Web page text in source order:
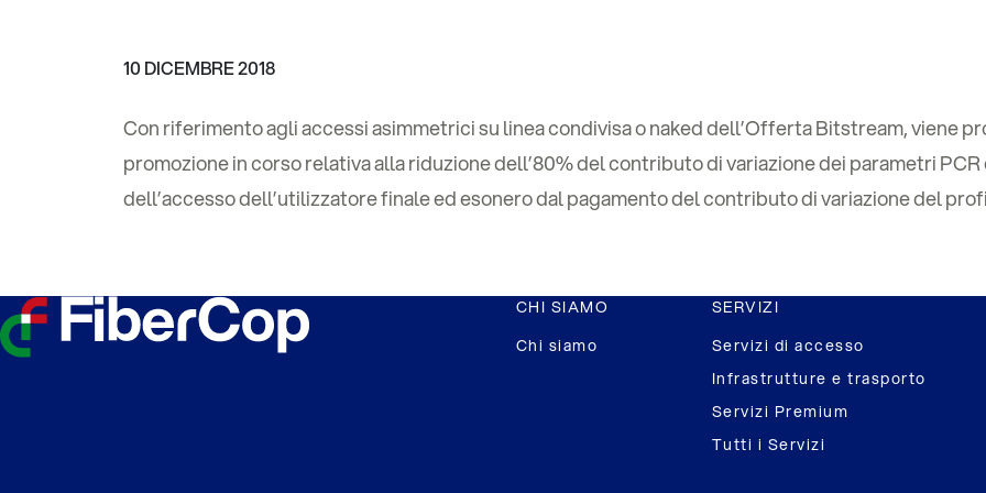
10 DICEMBRE 2018
Con riferimento agli accessi asimmetrici su linea condivisa o naked dell’Offerta Bitstream, viene
promozione in corso relativa alla riduzione dell’80% del contributo di variazione dei parametri
dell’accesso dell’utilizzatore finale ed esonero dal pagamento del contributo di variazione del
CHI SIAMO
Chi siamo
SERVIZI
Servizi di accesso
Infrastrutture e trasporto
Servizi Premium
Tutti i Servizi